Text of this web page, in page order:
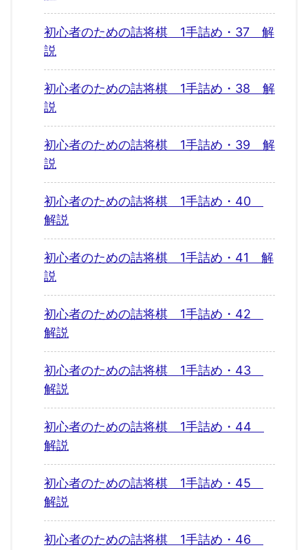
初心者のための詰将棋 1手詰め・37 解
説
初心者のための詰将棋 1手詰め・38 解
説
初心者のための詰将棋 1手詰め・39 解
説
初心者のための詰将棋 1手詰め・40
解説
初心者のための詰将棋 1手詰め・41 解
説
初心者のための詰将棋 1手詰め・42
解説
初心者のための詰将棋 1手詰め・43
解説
初心者のための詰将棋 1手詰め・44
解説
初心者のための詰将棋 1手詰め・45
解説
初心者のための詰将棋 1手詰め・46